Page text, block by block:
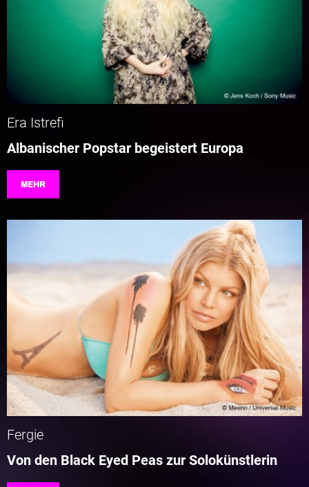
Era Istrefi
Albanischer Popstar begeistert Europa
MEHR
Fergie
Von den Black Eyed Peas zur Solokünstlerin